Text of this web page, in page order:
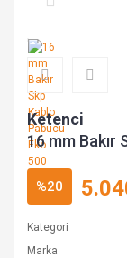
Ketenci
16 mm Bakır
%20
Kategori
Marka